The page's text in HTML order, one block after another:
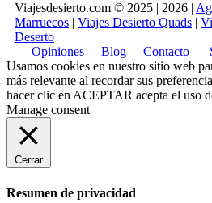
Viajesdesierto.com © 2025 | 2026 |
Marruecos | Viajes Desierto Quads |
Deserto
Opiniones
Blog Contacto
Usamos cookies en nuestro sitio web
más relevante al recordar sus
hacer clic en ACEPTAR acepta el uso
Manage consent
Cerrar
Resumen de privacidad